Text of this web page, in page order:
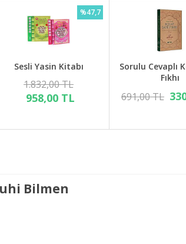
Sesli Yasin Kitabı
1.832,00 TL
958,00 TL
%47,7
Sorulu Cevaplı
Fıkhı
691,00 TL
Bilmen